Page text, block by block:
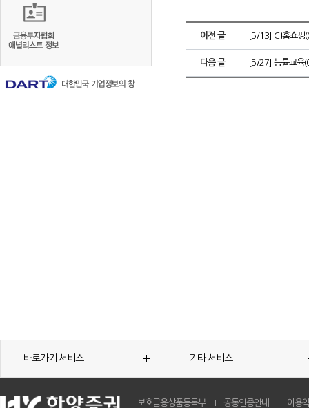
이전 글 [5/13] CJ홈쇼핑
다음 글 [5/27] 능률교육
바로가기 서비스 기타 서비스
보호금융상품등록부 공동인증안내 이용